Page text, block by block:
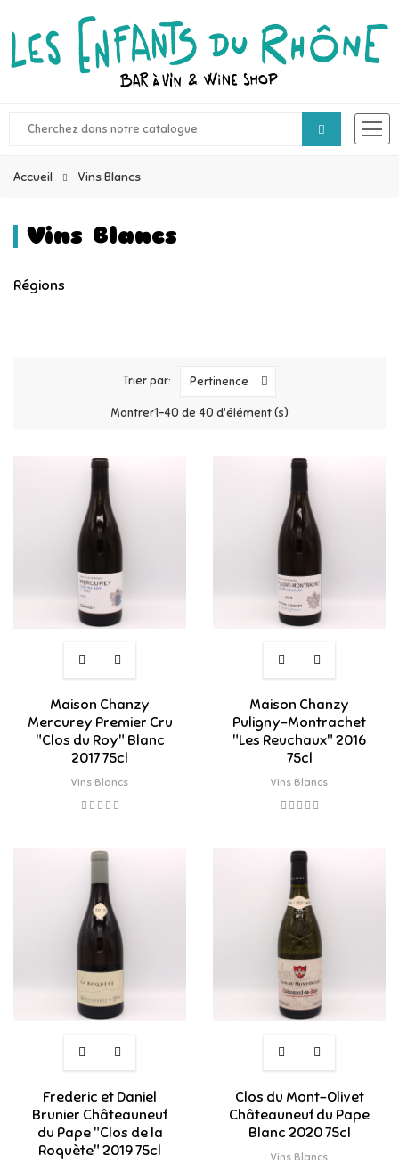
Accueil Vins Blancs
Vins Blancs
Régions
Trier par: Pertinence
Montrer1-40 de 40 d'élément (s)
Maison Chanzy
Mercurey Premier Cru
"Clos du Roy" Blanc
2017 75cl
Vins Blancs
Maison Chanzy
Puligny-Montrachet
"Les Reuchaux" 2016
75cl
Vins Blancs
Frederic et Daniel
Brunier Châteauneuf
du Pape "Clos de la
Roquète" 2019 75cl
Clos du Mont-Olivet
Châteauneuf du Pape
Blanc 2020 75cl
Vins Blancs